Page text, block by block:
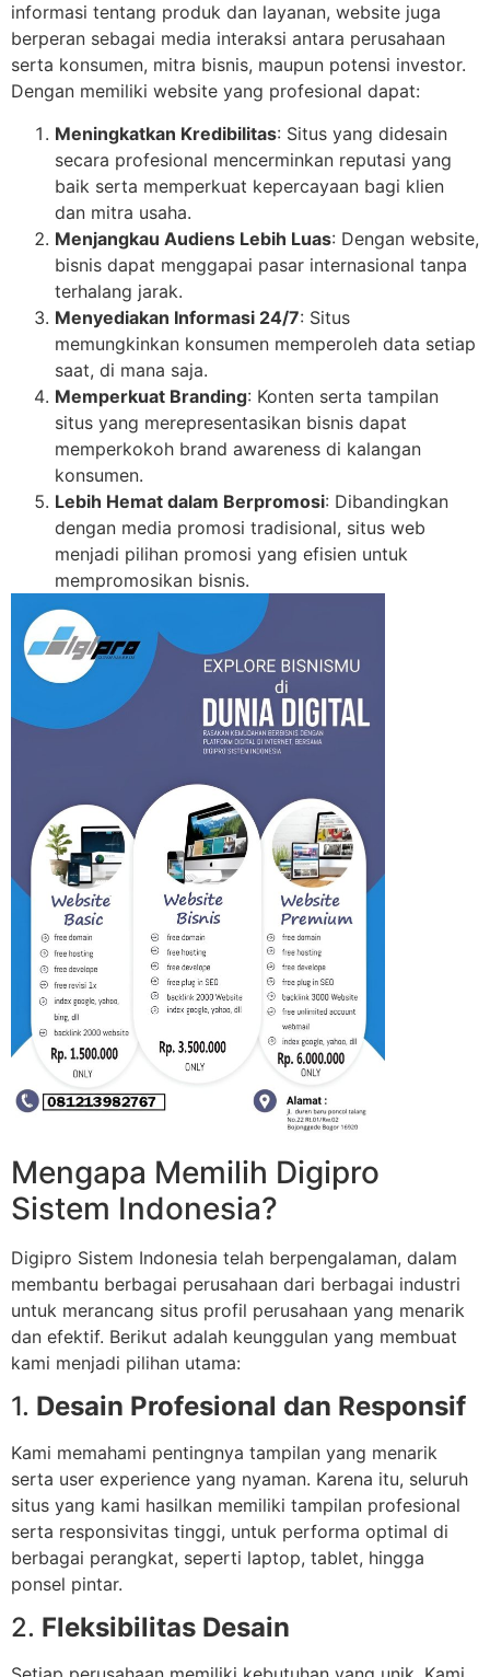
informasi tentang produk dan layanan, website juga
berperan sebagai media interaksi antara perusahaan
serta konsumen, mitra bisnis, maupun potensi investor.
Dengan memiliki website yang profesional dapat:
Meningkatkan Kredibilitas: Situs yang didesain
secara profesional mencerminkan reputasi yang
baik serta memperkuat kepercayaan bagi klien
dan mitra usaha.
Menjangkau Audiens Lebih Luas: Dengan website,
bisnis dapat menggapai pasar internasional tanpa
terhalang jarak.
Menyediakan Informasi 24/7: Situs
memungkinkan konsumen memperoleh data setiap
saat, di mana saja.
Memperkuat Branding: Konten serta tampilan
situs yang merepresentasikan bisnis dapat
memperkokoh brand awareness di kalangan
konsumen.
Lebih Hemat dalam Berpromosi: Dibandingkan
dengan media promosi tradisional, situs web
menjadi pilihan promosi yang efisien untuk
mempromosikan bisnis.
Mengapa Memilih Digipro
Sistem Indonesia?
Digipro Sistem Indonesia telah berpengalaman, dalam
membantu berbagai perusahaan dari berbagai industri
untuk merancang situs profil perusahaan yang menarik
dan efektif. Berikut adalah keunggulan yang membuat
kami menjadi pilihan utama:
1. Desain Profesional dan Responsif
Kami memahami pentingnya tampilan yang menarik
serta user experience yang nyaman. Karena itu, seluruh
situs yang kami hasilkan memiliki tampilan profesional
serta responsivitas tinggi, untuk performa optimal di
berbagai perangkat, seperti laptop, tablet, hingga
ponsel pintar.
2. Fleksibilitas Desain